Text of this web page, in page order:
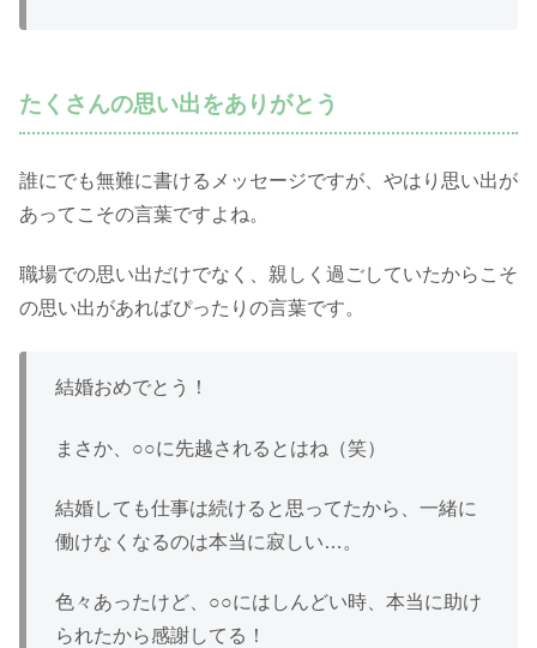
たくさんの思い出をありがとう
誰にでも無難に書けるメッセージですが、やはり思い出が
あってこその言葉ですよね。
職場での思い出だけでなく、親しく過ごしていたからこそ
の思い出があればぴったりの言葉です。
結婚おめでとう！
まさか、○○に先越されるとはね（笑）
結婚しても仕事は続けると思ってたから、一緒に
働けなくなるのは本当に寂しい…。
色々あったけど、○○にはしんどい時、本当に助け
られたから感謝してる！